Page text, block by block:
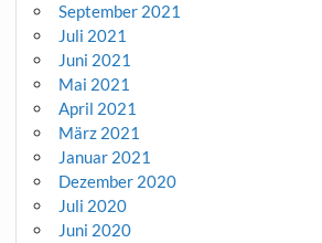
September 2021
Juli 2021
Juni 2021
Mai 2021
April 2021
März 2021
Januar 2021
Dezember 2020
Juli 2020
Juni 2020